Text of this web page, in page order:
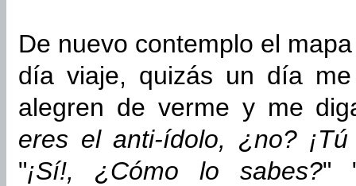
De nuevo contemplo el
día viaje, quizás un día
alegren de verme y me
eres el anti-ídolo, ¿no?
"¡Sí!, ¿Cómo lo sabes?"